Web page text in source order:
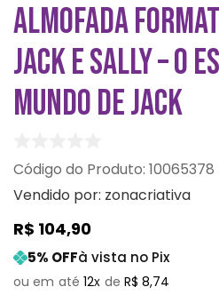
ALMOFADA
JACK E SALLY – O
MUNDO DE JACK
: 10065378
Vendido por: zonacriativa
R$ 104,90
5% OFFà vista no Pix
12 R$ 8,74